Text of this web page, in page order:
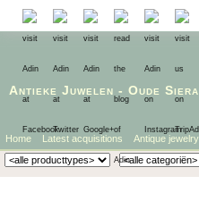
Antieke Juwelen - Oude
Home Latest acquisitions Antique